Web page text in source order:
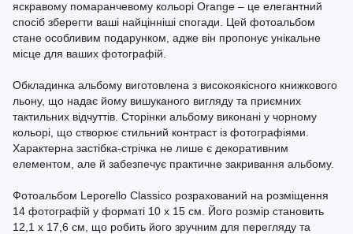
яскравому помаранчевому кольорі Orange – це елегантний
спосіб зберегти ваші найцінніші спогади. Цей фотоальбом
стане особливим подарунком, адже він пропонує унікальне
місце для ваших фотографій.
Обкладинка альбому виготовлена з високоякісного книжкового
льону, що надає йому вишуканого вигляду та приємних
тактильних відчуттів. Сторінки альбому виконані у чорному
кольорі, що створює стильний контраст із фотографіями.
Характерна застібка-стрічка не лише є декоративним
елементом, але й забезпечує практичне закривання альбому.
Фотоальбом Leporello Classico розрахований на розміщення
14 фотографій у форматі 10 x 15 см. Його розмір становить
12,1 x 17,6 см, що робить його зручним для перегляду та